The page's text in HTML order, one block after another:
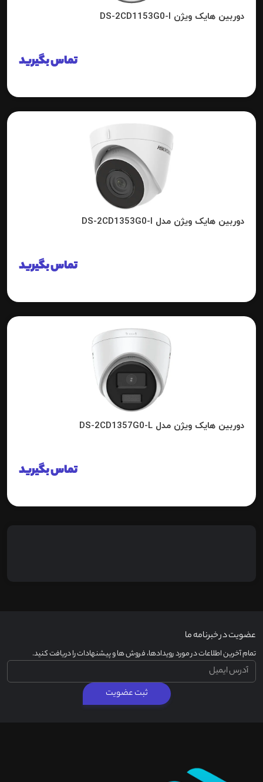
دوربین هایک ویژن DS-2CD1153G0-I
تماس بگیرید
دوربین هایک ویژن مدل DS-2CD1353G0-I
تماس بگیرید
دوربین هایک ویژن مدل DS-2CD1357G0-L
تماس بگیرید
عضویت در خبرنامه ما
تمام آخرین اطلاعات در مورد رویدادها، فروش ها و پیشنهادات را دریافت کنید.
ثبت عضویت